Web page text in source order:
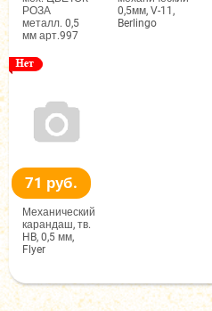
РОЗА
металл. 0,5
мм арт.997
0,5мм, V-11,
Berlingo
71 руб.
Механический
карандаш, тв.
HB, 0,5 мм,
Flyer